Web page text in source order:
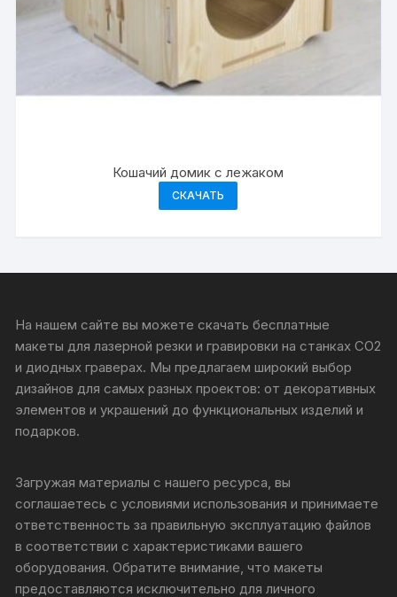
Кошачий домик с лежаком
СКАЧАТЬ
На нашем сайте вы можете скачать бесплатные
макеты для лазерной резки и гравировки на станках CO2
и диодных граверах. Мы предлагаем широкий выбор
дизайнов для самых разных проектов: от декоративных
элементов и украшений до функциональных изделий и
подарков.
Загружая материалы с нашего ресурса, вы
соглашаетесь с условиями использования и принимаете
ответственность за правильную эксплуатацию файлов
в соответствии с характеристиками вашего
оборудования. Обратите внимание, что макеты
предоставляются исключительно для личного